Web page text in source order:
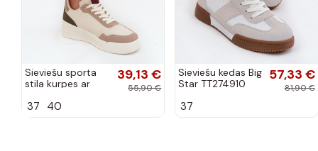
Sieviešu sporta
stila kurpes ar
zelta krāsas
39,13 €
55,90 €
37 40
Sieviešu kedas Big
Star TT274910
57,33 €
81,90 €
37